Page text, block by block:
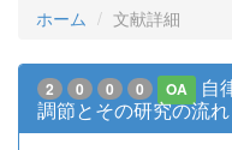
ホーム 文献詳細
2 0 0 0 OA
自
調節とその研究の流れ